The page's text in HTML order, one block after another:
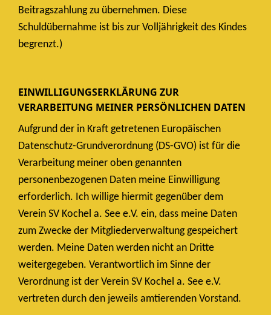
Beitragszahlung zu übernehmen. Diese
Schuldübernahme ist bis zur Volljährigkeit des Kindes
begrenzt.)
EINWILLIGUNGSERKLÄRUNG ZUR
VERARBEITUNG MEINER PERSÖNLICHEN DATEN
Aufgrund der in Kraft getretenen Europäischen
Datenschutz-Grundverordnung (DS-GVO) ist für die
Verarbeitung meiner oben genannten
personenbezogenen Daten meine Einwilligung
erforderlich. Ich willige hiermit gegenüber dem
Verein SV Kochel a. See e.V. ein, dass meine Daten
zum Zwecke der Mitgliederverwaltung gespeichert
werden. Meine Daten werden nicht an Dritte
weitergegeben. Verantwortlich im Sinne der
Verordnung ist der Verein SV Kochel a. See e.V.
vertreten durch den jeweils amtierenden Vorstand.